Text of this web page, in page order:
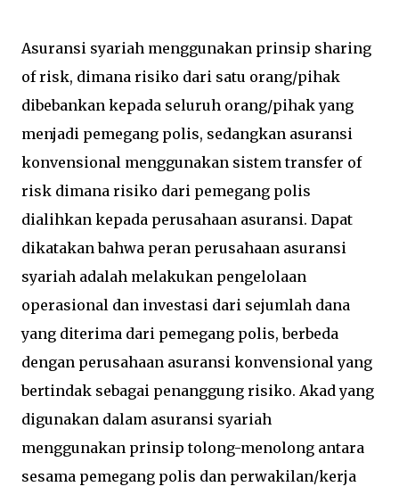
Asuransi syariah menggunakan prinsip sharing
of risk, dimana risiko dari satu orang/pihak
dibebankan kepada seluruh orang/pihak yang
menjadi pemegang polis, sedangkan asuransi
konvensional menggunakan sistem transfer of
risk dimana risiko dari pemegang polis
dialihkan kepada perusahaan asuransi. Dapat
dikatakan bahwa peran perusahaan asuransi
syariah adalah melakukan pengelolaan
operasional dan investasi dari sejumlah dana
yang diterima dari pemegang polis, berbeda
dengan perusahaan asuransi konvensional yang
bertindak sebagai penanggung risiko. Akad yang
digunakan dalam asuransi syariah
menggunakan prinsip tolong-menolong antara
sesama pemegang polis dan perwakilan/kerja